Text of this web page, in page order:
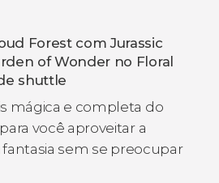
Forest com Jurassic
of Wonder no Floral
shuttle
mágica e completa do
você aproveitar a
fantasia sem se preocupar